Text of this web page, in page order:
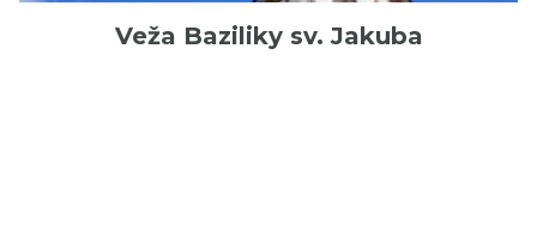
Veža Baziliky sv. Jakuba